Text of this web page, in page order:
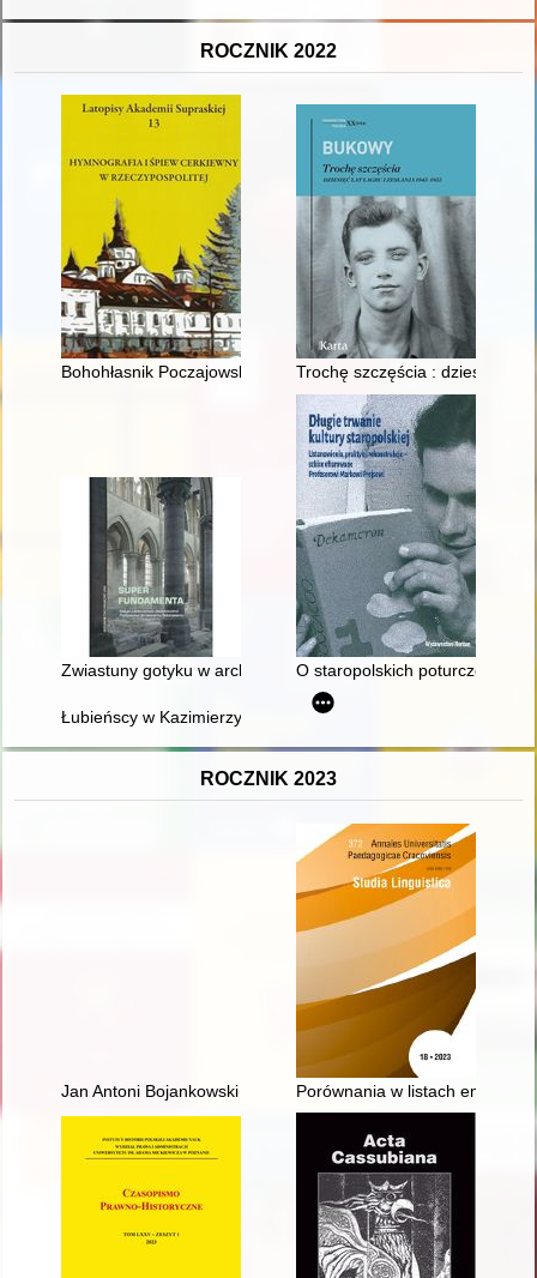
ROCZNIK 2022
Bohohłasnik Poczajowski Trochę szczęścia : dziesięć lat
Zwiastuny gotyku w architekturze katedry gnieźnieńskiej
O staropolskich poturczeńcach
Łubieńscy w Kazimierzy Wielkiej
ROCZNIK 2023
Jan Antoni Bojankowski : pierwszy architekt miejski Łodzi :
Porównania w listach